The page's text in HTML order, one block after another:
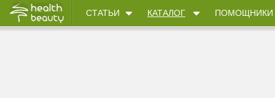
СТАТЬИ КАТАЛОГ ПОМОЩНИКИ